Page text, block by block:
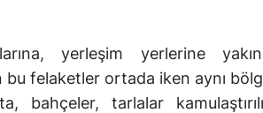
yerleşim yerlerine
bu felaketler ortada iken aynı
bahçeler, tarlalar